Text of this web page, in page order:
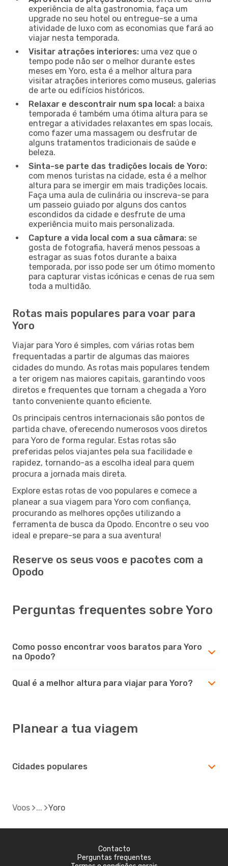
experiência de alta gastronomia, faça um
upgrade no seu hotel ou entregue-se a uma
atividade de luxo com as economias que fará ao
viajar nesta temporada.
Visitar atrações interiores: uma vez que o
tempo pode não ser o melhor durante estes
meses em Yoro, esta é a melhor altura para
visitar atrações interiores como museus, galerias
de arte ou edifícios históricos.
Relaxar e descontrair num spa local: a baixa
temporada é também uma ótima altura para se
entregar a atividades relaxantes em spas locais,
como fazer uma massagem ou desfrutar de
alguns tratamentos tradicionais de saúde e
beleza.
Sinta-se parte das tradições locais de Yoro:
com menos turistas na cidade, esta é a melhor
altura para se imergir em mais tradições locais.
Faça uma aula de culinária ou inscreva-se para
um passeio guiado por alguns dos cantos
escondidos da cidade e desfrute de uma
experiência muito mais personalizada.
Capture a vida local com a sua câmara: se
gosta de fotografia, haverá menos pessoas a
estragar as suas fotos durante a baixa
temporada, por isso pode ser um ótimo momento
para capturar vistas icónicas e cenas de rua sem
toda a multidão.
Rotas mais populares para voar para
Yoro
Viajar para Yoro é simples, com várias rotas bem
frequentadas a partir de algumas das maiores
cidades do mundo. As rotas mais populares tendem
a ter origem nas maiores capitais, garantindo voos
diretos e frequentes que tornam a chegada a Yoro
tanto conveniente quanto eficiente.
Os principais centros internacionais são pontos de
partida chave, oferecendo numerosos voos diretos
para Yoro de forma regular. Estas rotas são
preferidas pelos viajantes pela sua facilidade e
rapidez, tornando-as a escolha ideal para quem
procura a jornada mais direta.
Explore estas rotas de voo populares e comece a
planear a sua viagem para Yoro com confiança,
procurando as melhores opções utilizando a
ferramenta de busca da Opodo. Encontre o seu voo
ideal e prepare-se para a sua aventura!
Reserve os seus voos e pacotes com a
Opodo
Perguntas frequentes sobre Yoro
Como posso encontrar voos baratos para Yoro
na Opodo?
Qual é a melhor altura para viajar para Yoro?
Planear a tua viagem
Cidades populares
Voos Yoro
Contacto
Perguntas frequentes